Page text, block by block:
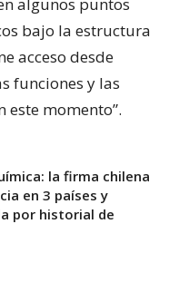
algunos puntos
bajo la estructura
acceso desde
funciones y las
este momento”.
la firma chilena
en 3 países y
por historial de